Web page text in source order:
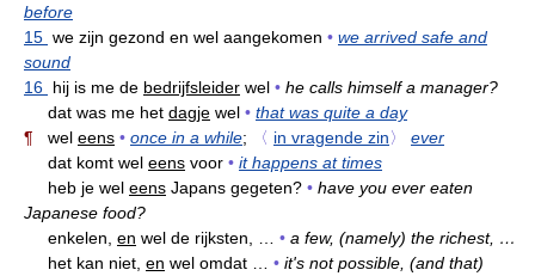
before
15 we zijn gezond en wel aangekomen • we arrived safe and
sound
16 hij is me de bedrijfsleider wel • he calls himself a manager?
dat was me het dagje wel • that was quite a day
¶ wel eens • once in a while; 〈 in vragende zin〉
ever
dat komt wel eens voor • it happens at times
heb je wel eens Japans gegeten? • have you ever eaten
Japanese food?
enkelen, en wel de rijksten, … • a few, (namely) the richest, …
het kan niet, en wel omdat … • it's not possible, (and that)